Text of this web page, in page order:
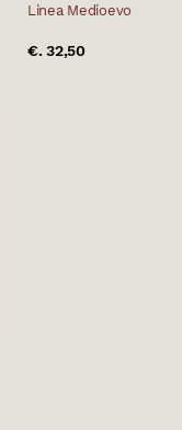
Linea Medioevo
€. 32,50